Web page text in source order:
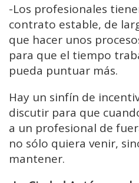
-Los profesionales
contrato estable, de
que hacer unos
para que el tiempo
pueda puntuar más.
Hay un sinfín de
discutir para que
a un profesional de
no sólo quiera venir,
mantener.